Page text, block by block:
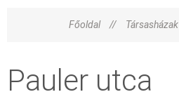
Főoldal // Társasházak
Pauler utca